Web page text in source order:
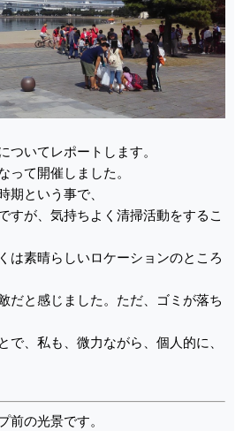
ついてレポートします。
って開催しました。
期という事で、
すが、気持ちよく清掃活動をするこ
は素晴らしいロケーションのところ
だと感じました。ただ、ゴミが落ち
で、私も、微力ながら、個人的に、
前の光景です。